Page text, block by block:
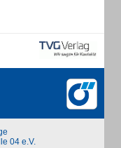
04 e.V.